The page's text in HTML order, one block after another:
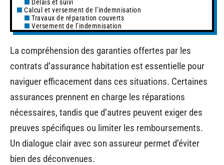
Délais et suivi
Calcul et versement de l’indemnisation
Travaux de réparation couverts
Versement de l’indemnisation
La compréhension des garanties offertes par les
contrats d’assurance habitation est essentielle pour
naviguer efficacement dans ces situations. Certaines
assurances prennent en charge les réparations
nécessaires, tandis que d’autres peuvent exiger des
preuves spécifiques ou limiter les remboursements.
Un dialogue clair avec son assureur permet d’éviter
bien des déconvenues.